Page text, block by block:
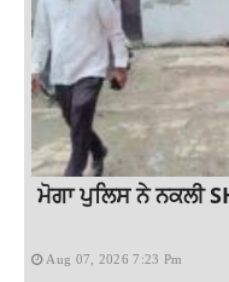
ਮੋਗਾ ਪੁਲਿਸ ਨੇ ਨਕਲੀ
Aug 07, 2026 7:23 Pm